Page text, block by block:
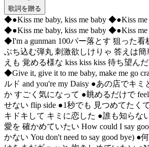
歌詞を贈る
◆●Kiss me baby, kiss me baby ◆●Kiss me
◆●Kiss me baby, kiss me baby ◆●Kiss me
◆I'm a gunman 100パー落とす 狙った
ぶち込む弾丸 刺激欲しけりゃ 答えは
えも 覚める様な kiss kiss kiss 待ち望ん
◆Give it, give it to me baby, make me go
ルド and you're my Daisy ●あの店でキ
か すごく気になって ●眺めるだけで
せない flip side ●1秒でも 見つめてたく
キドキして キミに恋した ●誰も知らな
愛を 確かめていたい How could I say
かない You don't need to say good bye) ●